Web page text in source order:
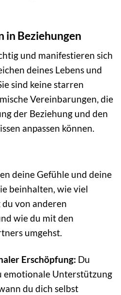
in Beziehungen
und manifestieren sich
deines Lebens und
sind keine starren
Vereinbarungen, die
der Beziehung und den
anpassen können.
deine Gefühle und deine
beinhalten, wie viel
von anderen
wie du mit den
umgehst.
Erschöpfung: Du
emotionale Unterstützung
du dich selbst